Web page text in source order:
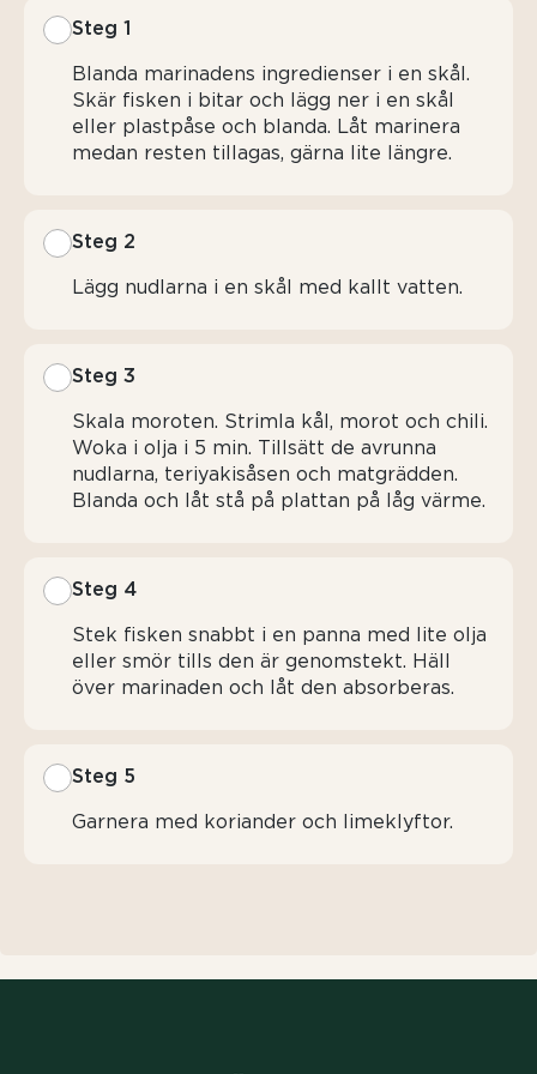
Steg 1
Blanda marinadens ingredienser i en skål.
Skär fisken i bitar och lägg ner i en skål
eller plastpåse och blanda. Låt marinera
medan resten tillagas, gärna lite längre.
Steg 2
Lägg nudlarna i en skål med kallt vatten.
Steg 3
Skala moroten. Strimla kål, morot och chili.
Woka i olja i 5 min. Tillsätt de avrunna
nudlarna, teriyakisåsen och matgrädden.
Blanda och låt stå på plattan på låg värme.
Steg 4
Stek fisken snabbt i en panna med lite olja
eller smör tills den är genomstekt. Häll
över marinaden och låt den absorberas.
Steg 5
Garnera med koriander och limeklyftor.